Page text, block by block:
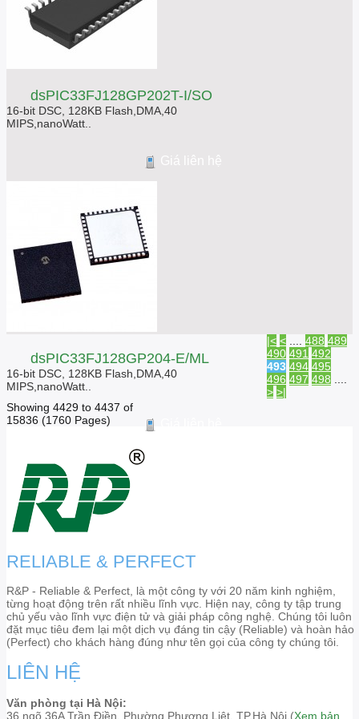
dsPIC33FJ128GP202T-I/SO
16-bit DSC, 128KB Flash,DMA,40
MIPS,nanoWatt..
Giá liên hệ
dsPIC33FJ128GP204-E/ML
16-bit DSC, 128KB Flash,DMA,40
MIPS,nanoWatt..
|< < 488 489
490 491 492
493 494 495
496 497 498
> >|
Showing 4429 to 4437 of
15836 (1760 Pages)
RELIABLE & PERFECT
R&P - Reliable & Perfect, là một công ty với 20 năm kinh nghiệm,
từng hoạt động trên rất nhiều lĩnh vực. Hiện nay, công ty tập trung
chủ yếu vào lĩnh vực điện tử và giải pháp công nghệ. Chúng tôi luôn
đặt mục tiêu đem lại một dịch vụ đáng tin cậy (Reliable) và hoàn hảo
(Perfect) cho khách hàng đúng như tên gọi của công ty chúng tôi.
LIÊN HỆ
Văn phòng tại Hà Nội:
36 ngõ 36A Trần Điền, Phường Phương Liệt, TP.Hà Nội.(Xem bản